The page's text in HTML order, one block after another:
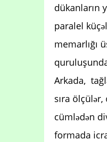
dükanların
paralel
memarlığı
Arkada,
sıra
cümlədən
formada